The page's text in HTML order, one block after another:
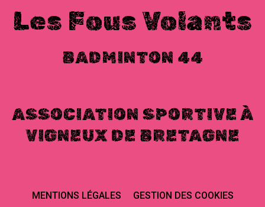
Les Fous Volants
BADMINTON 44
ASSOCIATION SPORTIVE À
VIGNEUX DE BRETAGNE
MENTIONS LÉGALES GESTION DES COOKIES